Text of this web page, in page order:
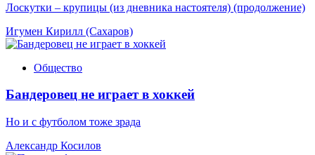
Лоскутки – крупицы (из дневника настоятеля) (продолжение)
Игумен Кирилл (Сахаров)
Общество
Бандеровец не играет в хоккей
Но и с футболом тоже зрада
Александр Косилов